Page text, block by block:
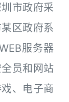
市政府采
区政府系
服务器
员和网站
、电子商